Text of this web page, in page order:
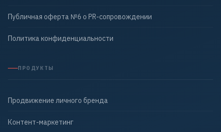
Публичная оферта №6 о PR-сопровождении
Политика конфиденциальности
ПРОДУКТЫ
Продвижение личного бренда
Контент-маркетинг